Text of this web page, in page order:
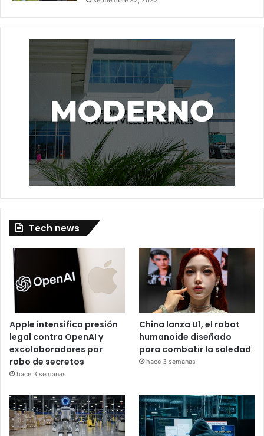
Tech news
Apple intensifica presión
legal contra OpenAI y
excolaboradores por
robo de secretos
hace 3 semanas
China lanza U1, el robot
humanoide diseñado
para combatir la soledad
hace 3 semanas